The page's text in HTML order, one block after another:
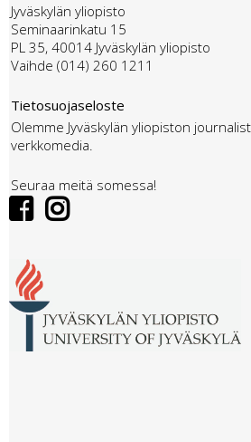
Jyväskylän yliopisto
Seminaarinkatu 15
PL 35, 40014 Jyväskylän yliopisto
Vaihde (014) 260 1211
Tietosuojaseloste
Olemme Jyväskylän yliopiston
verkkomedia.
Seuraa meitä somessa!